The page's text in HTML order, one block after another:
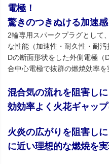
電極！
驚きのつきぬける加速感
2輪専用スパークプラグとして
な性能（加速性・耐久性・耐汚
Dの断面形状をした外側電極（
合中心電極で抜群の燃焼効率を
混合気の流れを阻害しに
効効率よく火花ギャッ
火炎の広がりを阻害し
に近い理想的な燃焼を実